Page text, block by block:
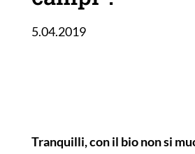
5.04.2019
Tranquilli, con il bio non si